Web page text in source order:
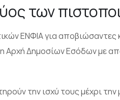
των
ΕΝΦΙΑ για
Αρχή Δημοσίων Εσόδων με
την ισχύ τους μέχρι